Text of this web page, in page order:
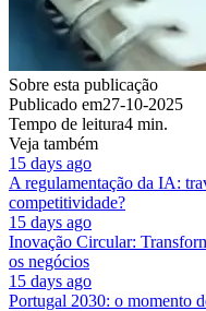
Sobre esta publicação
Publicado em27-10-2025
Tempo de leitura4 min.
Veja também
15 days ago
A regulamentação da IA:
competitividade?
15 days ago
Inovação Circular:
os negócios
15 days ago
Portugal 2030: o momento